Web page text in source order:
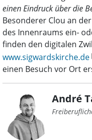
einen Eindruck über die
Besonderer Clou an
des Innenraums ein-
finden den digitalen
www.sigwardskirche.de
einen Besuch vor Ort
André